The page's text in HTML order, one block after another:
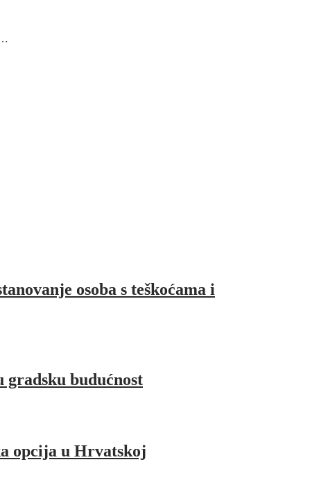
…
osoba s teškoćama i
gradsku budućnost
opcija u Hrvatskoj